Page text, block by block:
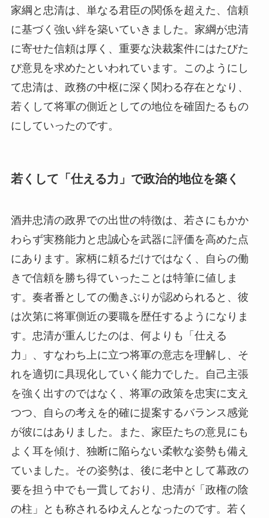
家綱と忠清は、単なる君臣の関係を超えた、信頼
に基づく強い絆を築いていきました。家綱が忠清
に寄せた信頼は厚く、重要な決裁案件にはたびた
び意見を求めたといわれています。このようにし
て忠清は、政務の中枢に深く関わる存在となり、
若くして将軍の側近としての地位を確固たるもの
にしていったのです。
若くして「仕える力」で政治的地位を築く
酒井忠清の政界での出世の特徴は、若さにもかか
わらず実務能力と忠誠心を武器に評価を高めた点
にあります。家柄に頼るだけではなく、自らの働
きで信頼を勝ち得ていったことは特筆に値しま
す。奏者番としての働きぶりが認められると、彼
は次第に将軍側近の要職を歴任するようになりま
す。忠清が重んじたのは、何よりも「仕える
力」、すなわち上に立つ将軍の意志を理解し、そ
れを適切に具現化していく能力でした。自己主張
を強く出すのではなく、将軍の政策を忠実に支え
つつ、自らの考えを的確に提案するバランス感覚
が彼にはありました。また、家臣たちの意見にも
よく耳を傾け、独断に陥らない柔軟な姿勢も備え
ていました。その姿勢は、後に老中として幕政の
要を担う中でも一貫しており、忠清が「政権の陰
の柱」とも称されるゆえんとなったのです。若く